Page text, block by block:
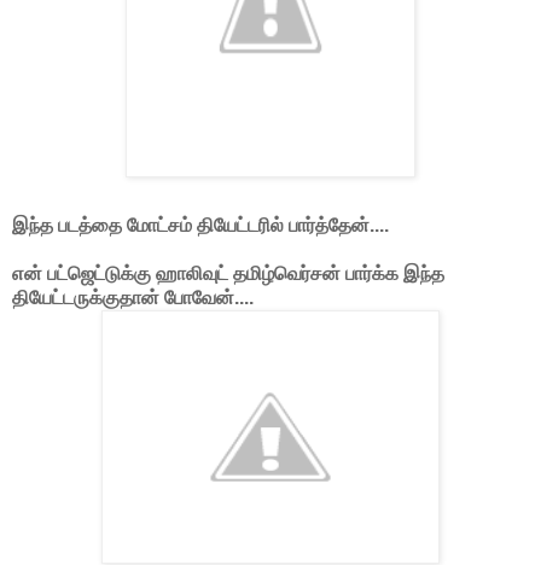
இந்த படத்தை மோட்சம் தியேட்டரில் பார்த்தேன்....
என் பட்ஜெட்டுக்கு ஹாலிவுட் தமிழ்வெர்சன் பார்க்க இந்த
தியேட்டருக்குதான் போவேன்....